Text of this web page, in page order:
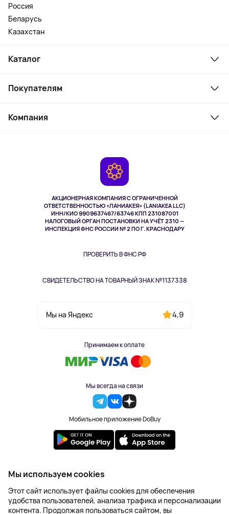
АКЦИОНЕРНАЯ КОМПАНИЯ С ОГРАНИЧЕННОЙ
ОТВЕТСТВЕННОСТЬЮ «ЛАНИАКЕЯ» (LANIAKEA LLC)
ИНН/КИО 9909637467/63746 КПП 231087001
НАЛОГОВЫЙ ОРГАН ПОСТАНОВКИ НА УЧЁТ 2310 —
ИНСПЕКЦИЯ ФНС РОССИИ № 2 ПО Г. КРАСНОДАРУ
ПРОВЕРИТЬ В ФНС РФ
СВИДЕТЕЛЬСТВО НА ТОВАРНЫЙ ЗНАК №1137338
Мы на Яндекс 4,9
Принимаем к оплате
Мы всегда на связи
Мобильное приложение DoBuy
Россия
Беларусь
Казахстан
Каталог
Ноутбуки, мониторы, VR
Косметика и уход
Здоровье питомцев
Одежда и аксессуары
Покупателям
Как заказать
Компания
2023-2026 © DoBuy. Все права защищены
Правила обработки персональных данных
Пользовательское соглашение
Оферта
Создание сайта – NetLab
Мы используем cookies
Этот сайт использует файлы cookies для обеспечения
удобства пользователей, анализа трафика и персонализации
контента. Продолжая пользоваться сайтом, вы